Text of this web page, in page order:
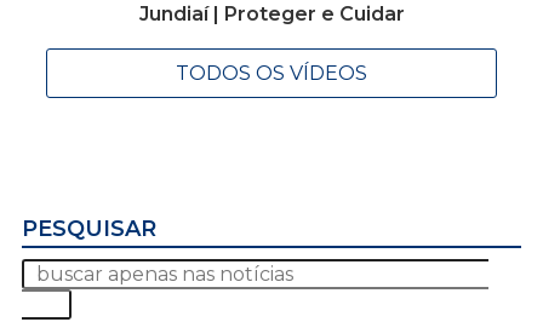
Jundiaí | Proteger e Cuidar
TODOS OS VÍDEOS
PESQUISAR